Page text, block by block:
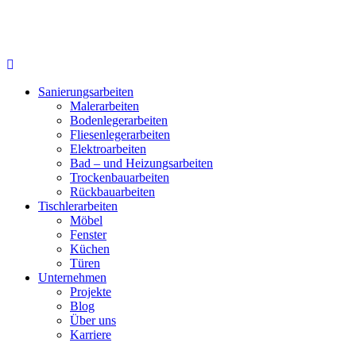
Sanierungsarbeiten
Malerarbeiten
Bodenlegerarbeiten
Fliesenlegerarbeiten
Elektroarbeiten
Bad – und Heizungsarbeiten
Trockenbauarbeiten
Rückbauarbeiten
Tischlerarbeiten
Möbel
Fenster
Küchen
Türen
Unternehmen
Projekte
Blog
Über uns
Karriere